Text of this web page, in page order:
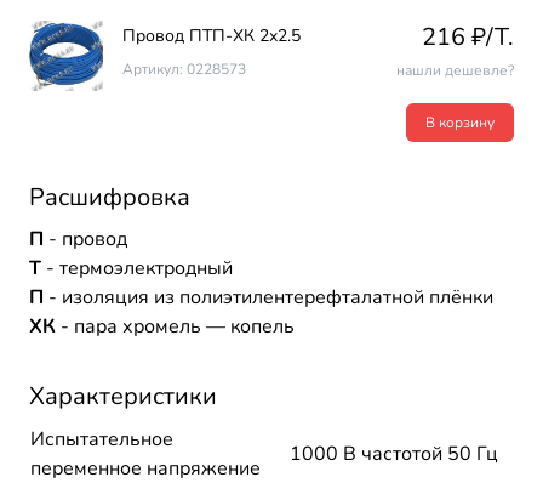
Провод ПТП-ХК 2х2.5
Артикул: 0228573
216 ₽/T.
нашли дешевле?
В корзину
Расшифровка
П - провод
Т - термоэлектродный
П - изоляция из полиэтилентерефталатной плёнки
ХК - пара хромель — копель
Характеристики
Испытательное
переменное напряжение
1000 В частотой 50 Гц